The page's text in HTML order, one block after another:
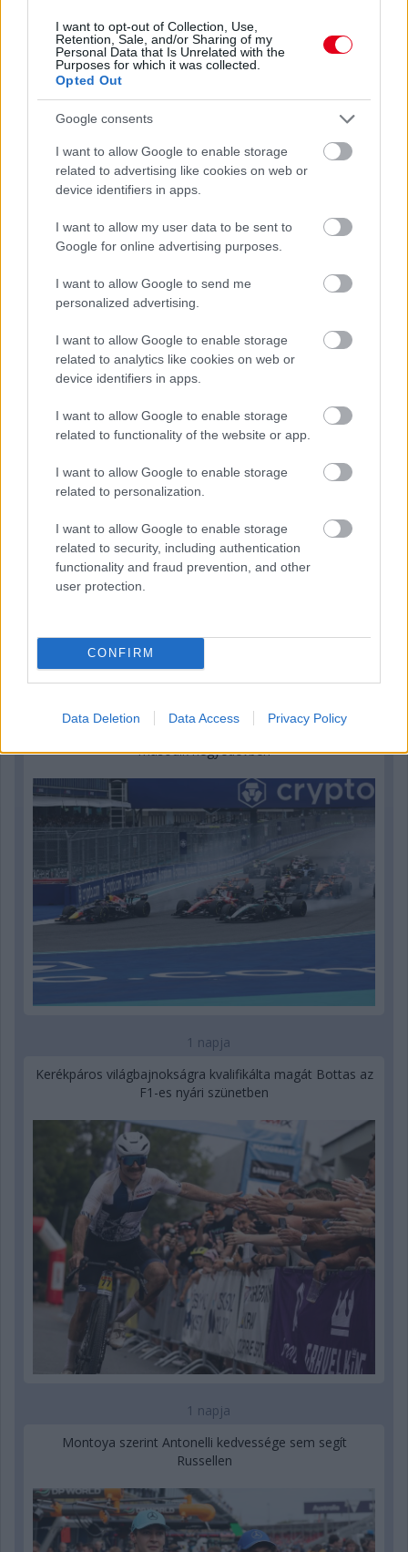
I want to opt-out of Collection, Use,
Retention, Sale, and/or Sharing of my
Personal Data that Is Unrelated with the
Purposes for which it was collected.
Opted Out
Google consents
I want to allow Google to enable storage
related to advertising like cookies on web or
device identifiers in apps.
I want to allow my user data to be sent to
Google for online advertising purposes.
I want to allow Google to send me
personalized advertising.
I want to allow Google to enable storage
related to analytics like cookies on web or
device identifiers in apps.
I want to allow Google to enable storage
related to functionality of the website or app.
I want to allow Google to enable storage
related to personalization.
I want to allow Google to enable storage
related to security, including authentication
functionality and fraud prevention, and other
user protection.
CONFIRM
Data Deletion Data Access Privacy Policy
18 órája
MotoGP: Bezzecchi közel egy másodpercet javított a
19 órája
Sajtó: Az Aston Martintól érkezik Lambiase utódja a Red
Bullhoz?
második negyedévben
1 napja
Kerékpáros világbajnokságra kvalifikálta magát Bottas az
F1-es nyári szünetben
1 napja
Montoya szerint Antonelli kedvessége sem segít
Russellen